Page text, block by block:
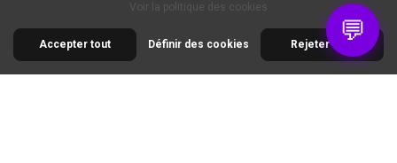
💬
© 2026 Cimaise Tableau. Tous droits réservés.
Voir la politique des cookies
Accepter tout Rejeter tout
Définir des cookies